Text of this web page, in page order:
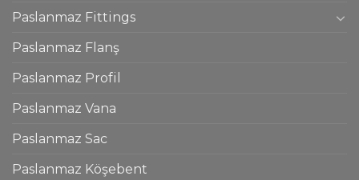
Paslanmaz Fittings
Paslanmaz Flanş
Paslanmaz Profil
Paslanmaz Vana
Paslanmaz Sac
Paslanmaz Köşebent